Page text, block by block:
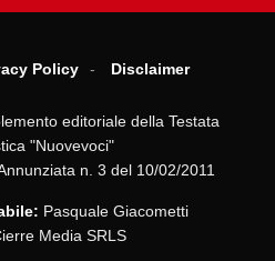
Policy Disclaimer
editoriale della Testata
"Nuovevoci"
n. 3 del 10/02/2011
Pasquale Giacometti
Media SRLS